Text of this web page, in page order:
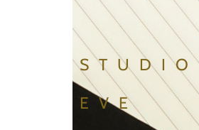
STUDIO
EVE